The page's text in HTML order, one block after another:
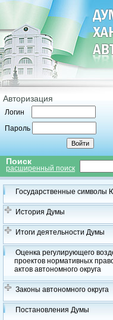
Авторизация
Логин
Пароль
Поиск
расширенный поиск
Государственные символы
История Думы
Итоги деятельности Думы
Оценка регулирующего
проектов нормативных
актов автономного округа
Законы автономного округа
Постановления Думы